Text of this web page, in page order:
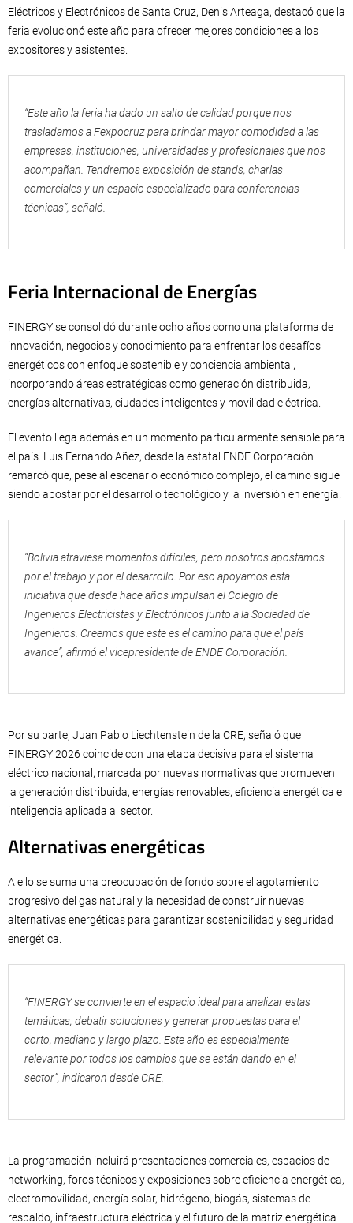
Eléctricos y Electrónicos de Santa Cruz, Denis Arteaga, destacó que la
feria evolucionó este año para ofrecer mejores condiciones a los
expositores y asistentes.
“Este año la feria ha dado un salto de calidad porque nos
trasladamos a Fexpocruz para brindar mayor comodidad a las
empresas, instituciones, universidades y profesionales que nos
acompañan. Tendremos exposición de stands, charlas
comerciales y un espacio especializado para conferencias
técnicas”, señaló.
Feria Internacional de Energías
FINERGY se consolidó durante ocho años como una plataforma de
innovación, negocios y conocimiento para enfrentar los desafíos
energéticos con enfoque sostenible y conciencia ambiental,
incorporando áreas estratégicas como generación distribuida,
energías alternativas, ciudades inteligentes y movilidad eléctrica.
El evento llega además en un momento particularmente sensible para
el país. Luis Fernando Añez, desde la estatal ENDE Corporación
remarcó que, pese al escenario económico complejo, el camino sigue
siendo apostar por el desarrollo tecnológico y la inversión en energía.
“Bolivia atraviesa momentos difíciles, pero nosotros apostamos
por el trabajo y por el desarrollo. Por eso apoyamos esta
iniciativa que desde hace años impulsan el Colegio de
Ingenieros Electricistas y Electrónicos junto a la Sociedad de
Ingenieros. Creemos que este es el camino para que el país
avance”, afirmó el vicepresidente de ENDE Corporación.
Por su parte, Juan Pablo Liechtenstein de la CRE, señaló que
FINERGY 2026 coincide con una etapa decisiva para el sistema
eléctrico nacional, marcada por nuevas normativas que promueven
la generación distribuida, energías renovables, eficiencia energética e
inteligencia aplicada al sector.
Alternativas energéticas
A ello se suma una preocupación de fondo sobre el agotamiento
progresivo del gas natural y la necesidad de construir nuevas
alternativas energéticas para garantizar sostenibilidad y seguridad
energética.
“FINERGY se convierte en el espacio ideal para analizar estas
temáticas, debatir soluciones y generar propuestas para el
corto, mediano y largo plazo. Este año es especialmente
relevante por todos los cambios que se están dando en el
sector”, indicaron desde CRE.
La programación incluirá presentaciones comerciales, espacios de
networking, foros técnicos y exposiciones sobre eficiencia energética,
electromovilidad, energía solar, hidrógeno, biogás, sistemas de
respaldo, infraestructura eléctrica y el futuro de la matriz energética